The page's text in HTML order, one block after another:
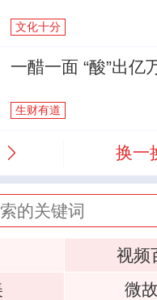
文化十分
一醋一面 “酸”出亿
生财有道
换一
视频
微